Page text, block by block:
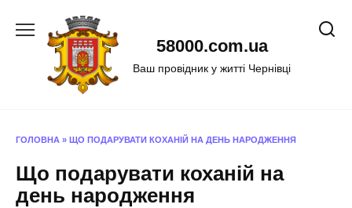
58000.com.ua
Ваш провідник у житті Чернівці
ГОЛОВНА » ЩО ПОДАРУВАТИ КОХАНІЙ НА ДЕНЬ НАРОДЖЕННЯ
Що подарувати коханій на
день народження